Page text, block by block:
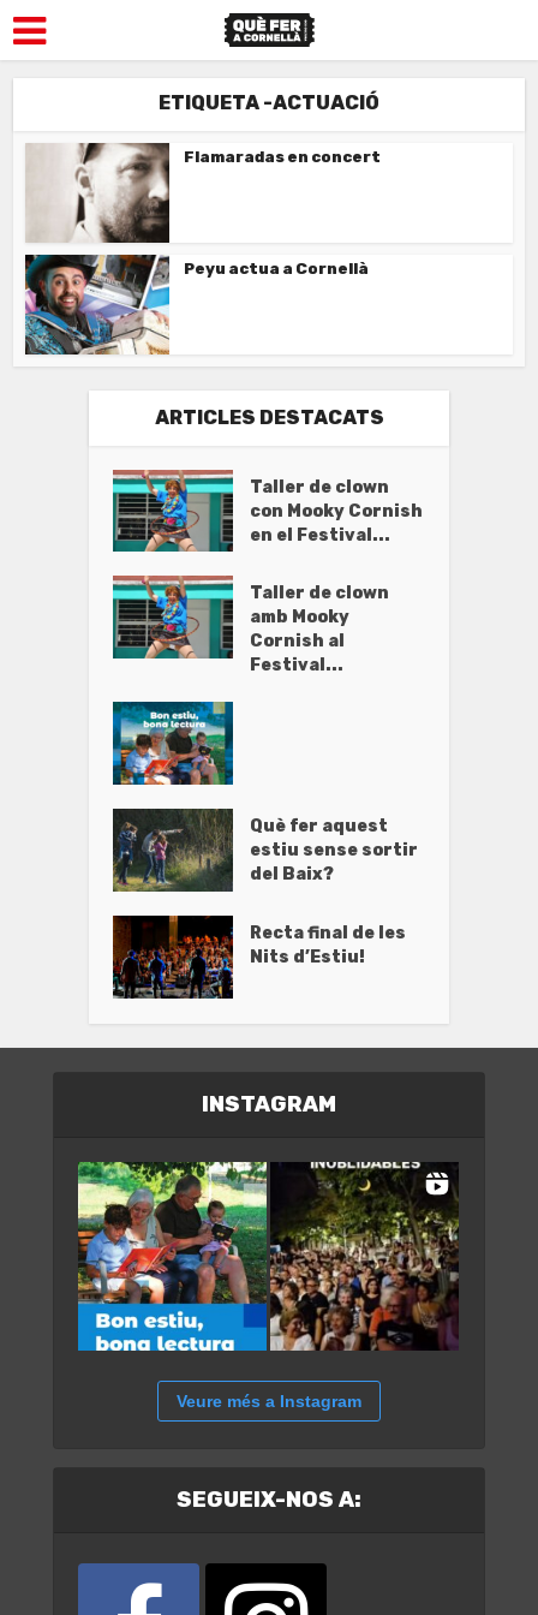
ETIQUETA -ACTUACIÓ
Flamaradas en concert
Peyu actua a Cornellà
ARTICLES DESTACATS
Taller de clown
con Mooky Cornish
en el Festival...
Taller de clown
amb Mooky
Cornish al
Festival...
Què fer aquest
estiu sense sortir
del Baix?
Recta final de les
Nits d’Estiu!
INSTAGRAM
Veure més a Instagram
SEGUEIX-NOS A: